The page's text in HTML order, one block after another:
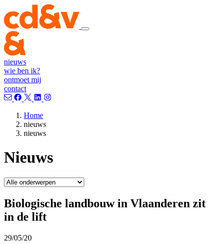
nieuws
wie ben ik?
ontmoet mij
contact
Home
nieuws
nieuws
Nieuws
Biologische landbouw in Vlaanderen zit
in de lift
29/05/20